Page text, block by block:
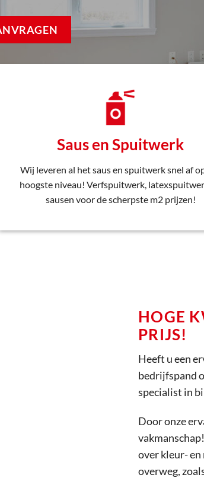
Saus en Spuitwerk
Wij leveren al het saus en spuitwerk snel af
hoogste niveau! Verfspuitwerk,
sausen voor de scherpste m2 prijzen!
HOGE
PRIJS!
Heeft u een
bedrijfspand
specialist in
Door onze
over kleur-
overweg,